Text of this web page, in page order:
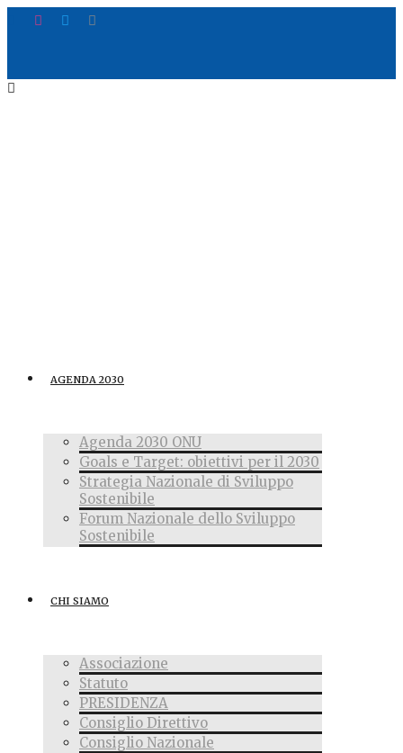
AGENDA 2030
Agenda 2030 ONU
Goals e Target: obiettivi per il 2030
Strategia Nazionale di Sviluppo
Sostenibile
Forum Nazionale dello Sviluppo
Sostenibile
CHI SIAMO
Associazione
Statuto
PRESIDENZA
Consiglio Direttivo
Consiglio Nazionale